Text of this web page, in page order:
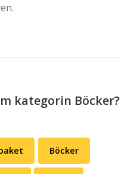
kategorin Böcker?
Böcker